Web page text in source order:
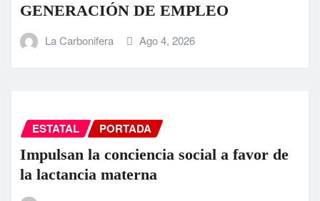
GENERACIÓN DE EMPLEO
La Carbonifera Ago 4, 2026
ESTATAL PORTADA
Impulsan la conciencia social a favor de
la lactancia materna